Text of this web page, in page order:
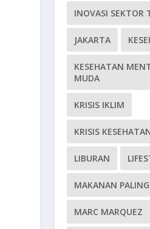
INOVASI SEKTOR
JAKARTA
KESEHATAN
MUDA
KRISIS IKLIM
KRISIS
LIBURAN
MAKANAN
MARC MARQUEZ